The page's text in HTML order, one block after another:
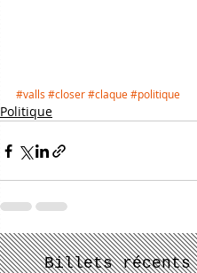
#valls #closer#claque#politique
Politique
Billets récents